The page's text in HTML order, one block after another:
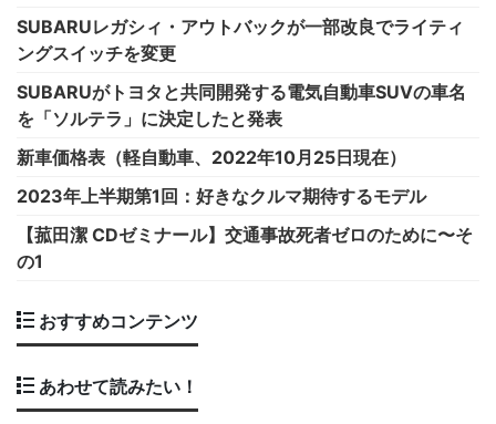
SUBARUレガシィ・アウトバックが一部改良でライティ
ングスイッチを変更
SUBARUがトヨタと共同開発する電気自動車SUVの車名
を「ソルテラ」に決定したと発表
新車価格表（軽自動車、2022年10月25日現在）
2023年上半期第1回：好きなクルマ期待するモデル
【菰田潔 CDゼミナール】交通事故死者ゼロのために〜そ
の1
おすすめコンテンツ
あわせて読みたい！